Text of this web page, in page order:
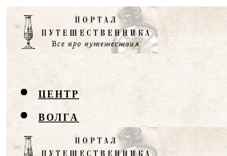
ЦЕНТР
ВОЛГА
КРЫМ